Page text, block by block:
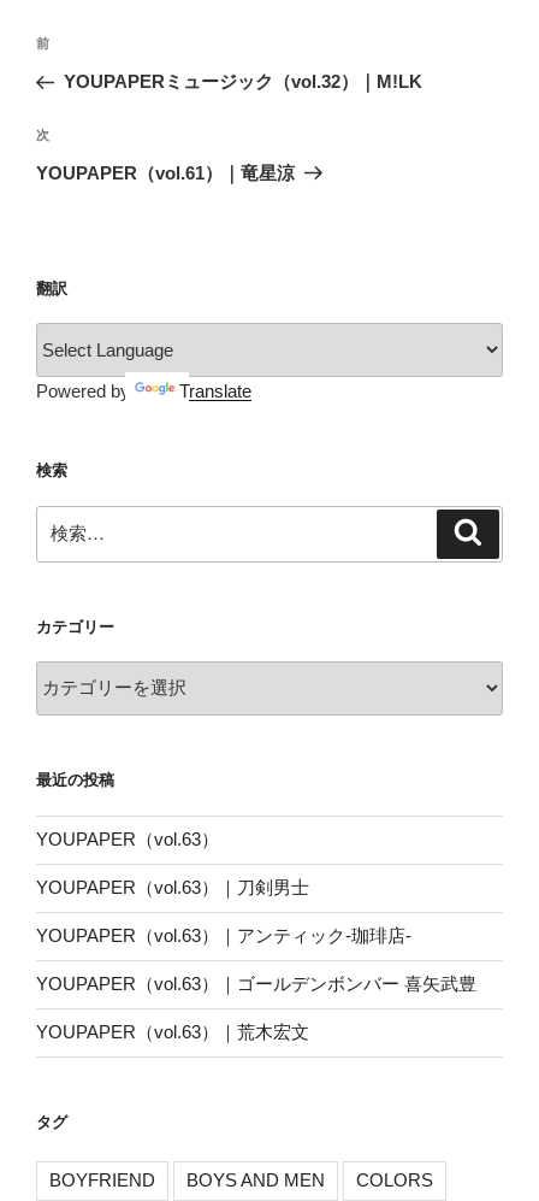
投
ナ
ビ
ゲ
ン
前
の
稿
前
YOUPAPERミュージック（vol.32）｜M!LK
次
の
次
YOUPAPER（vol.61）｜竜星涼
翻訳
Powered by Translate
検索
索:
カテゴリー
テ
ー
最近の投稿
YOUPAPER（vol.63）
YOUPAPER（vol.63）｜刀剣男士
YOUPAPER（vol.63）｜アンティック-珈琲店-
YOUPAPER（vol.63）｜ゴールデンボンバー 喜矢武豊
YOUPAPER（vol.63）｜荒木宏文
タグ
BOYFRIEND BOYS AND MEN COLORS